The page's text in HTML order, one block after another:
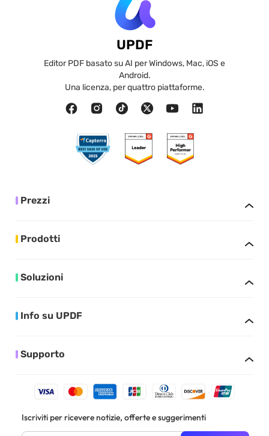
UPDF
Editor PDF basato su AI per Windows, Mac, iOS e
Android.
Una licenza, per quattro piattaforme.
Prezzi
Prodotti
Soluzioni
Info su UPDF
Supporto
Iscriviti per ricevere notizie, offerte e suggerimenti